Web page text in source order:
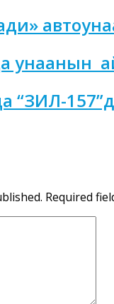
“ЗИЛ-
Required